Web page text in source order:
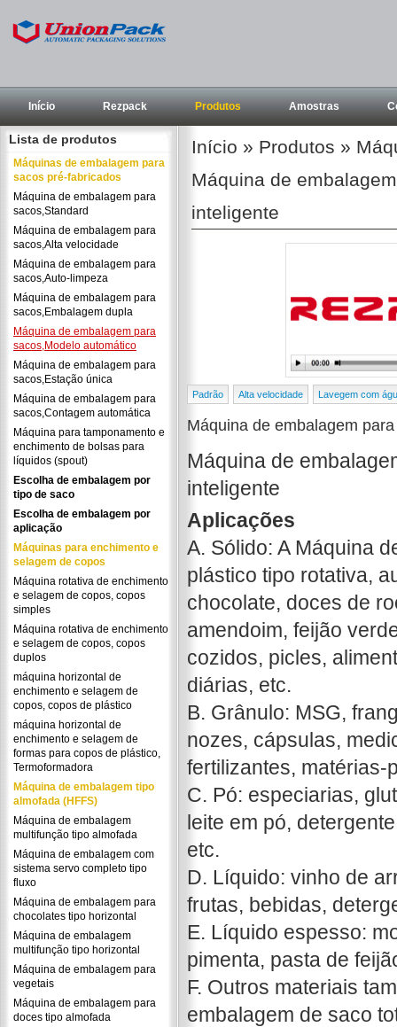
Início Rezpack Produtos Amostras
Lista de produtos
Máquinas de embalagem para
sacos pré-fabricados
Máquina de embalagem para
sacos,Standard
Máquina de embalagem para
sacos,Alta velocidade
Máquina de embalagem para
sacos,Auto-limpeza
Máquina de embalagem para
sacos,Embalagem dupla
Máquina de embalagem para
sacos,Modelo automático
Máquina de embalagem para
sacos,Estação única
Máquina de embalagem para
sacos,Contagem automática
Máquina para tamponamento e
enchimento de bolsas para
líquidos (spout)
Escolha de embalagem por
tipo de saco
Escolha de embalagem por
aplicação
Máquinas para enchimento e
selagem de copos
Máquina rotativa de enchimento
e selagem de copos, copos
simples
Máquina rotativa de enchimento
e selagem de copos, copos
duplos
máquina horizontal de
enchimento e selagem de
copos, copos de plástico
máquina horizontal de
enchimento e selagem de
formas para copos de plástico,
Termoformadora
Máquina de embalagem tipo
almofada (HFFS)
Máquina de embalagem
multifunção tipo almofada
Máquina de embalagem com
sistema servo completo tipo
fluxo
Máquina de embalagem para
chocolates tipo horizontal
Máquina de embalagem
multifunção tipo horizontal
Máquina de embalagem para
vegetais
Máquina de embalagem para
doces tipo almofada
Início » Produtos »
Máquina de
inteligente
Padrão Alta velocidade Lavegem com
Máquina de embalagem
Máquina de
inteligente
Aplicações
A. Sólido: A Máquina
plástico tipo rotativa,
chocolate, doces de
amendoim, feijão
cozidos, picles,
diárias, etc.
B. Grânulo: MSG,
nozes, cápsulas,
fertilizantes, matérias-
C. Pó: especiarias,
leite em pó,
etc.
D. Líquido: vinho de
frutas, bebidas,
E. Líquido espesso:
pimenta, pasta de
F. Outros materiais
embalagem de saco